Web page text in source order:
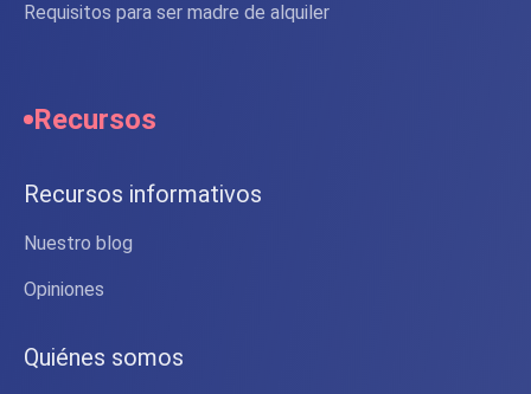
Requisitos para ser madre de alquiler
Recursos
Recursos informativos
Nuestro blog
Opiniones
Quiénes somos